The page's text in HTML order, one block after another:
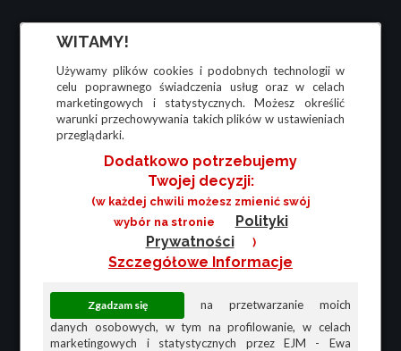
WITAMY!
Używamy plików cookies i podobnych technologii w
celu poprawnego świadczenia usług oraz w celach
marketingowych i statystycznych. Możesz określić
warunki przechowywania takich plików w ustawieniach
przeglądarki.
Dodatkowo potrzebujemy
Twojej decyzji:
(w każdej chwili możesz zmienić swój
wybór na stronie
Polityki
Prywatności
)
Szczegółowe Informacje
na przetwarzanie moich
danych osobowych, w tym na profilowanie, w celach
marketingowych i statystycznych przez EJM - Ewa